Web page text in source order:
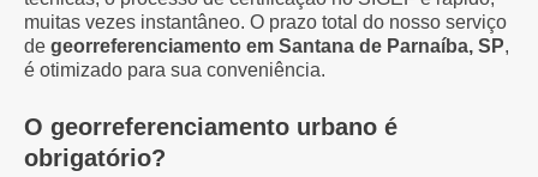
muitas vezes instantâneo. O prazo total do nosso serviço
de georreferenciamento em Santana de Parnaíba, SP,
é otimizado para sua conveniência.
O georreferenciamento urbano é
obrigatório?